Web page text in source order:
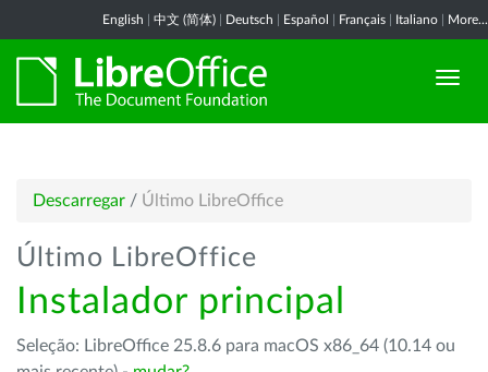
English 中文 (简体) Deutsch Español Français Italiano More...
Descarregar / Último LibreOffice
Último LibreOffice
Instalador principal
Seleção: LibreOffice 25.8.6 para macOS x86_64 (10.14 ou